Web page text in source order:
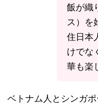
飯が織
ス）を
住日本
けでな
華も楽
ベトナム人とシンガ